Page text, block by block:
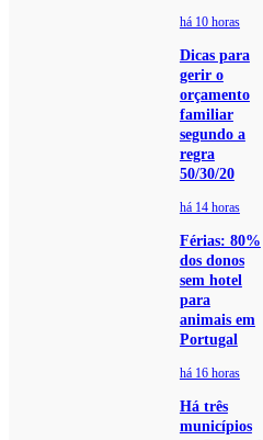
há 10 horas
Dicas para
gerir o
orçamento
familiar
segundo a
regra
50/30/20
há 14 horas
Férias: 80%
dos donos
sem hotel
para
animais em
Portugal
há 16 horas
Há três
municípios